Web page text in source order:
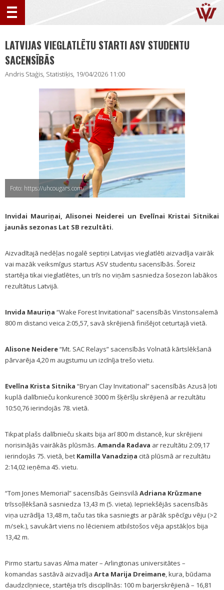
LATVIJAS VIEGLATLĒTU STARTI ASV STUDENTU
SACENSĪBĀS
Andris Staģis, Statistiķis, 19/04/2026 11:00
Foto: https://uhcougars.com/
Invidai Mauriņai, Alisonei Neiderei un Evelīnai Kristai Sitnikai
jaunās sezonas Lat SB rezultāti.
Aizvadītajā nedēļas nogalē septiņi Latvijas vieglatlēti aizvadīja vairāk
vai mazāk veiksmīgus startus ASV studentu sacensībās. Šoreiz
startēja tikai vieglatlētes, un trīs no viņām sasniedza šosezon labākos
rezultātus Latvijā.
Invida Mauriņa “Wake Forest Invitational” sacensībās Vinstonsalemā
800 m distanci veica 2:05,57, savā skrējienā finišējot ceturtajā vietā.
Alisone Neidere“Mt. SAC Relays” sacensībās Volnatā kārtslēkšanā
pārvarēja 4,20 m augstumu un izcīnīja trešo vietu.
Evelīna Krista Sitnika “Bryan Clay Invitational” sacensībās Azusā ļoti
kuplā dalībnieču konkurencē 3000 m šķēršļu skrējienā ar rezultātu
10:50,76 ierindojās 78. vietā.
Tikpat plašs dalībnieču skaits bija arī 800 m distancē, kur skrējieni
norisinājās vairākās plūsmās. Amanda Radava ar rezultātu 2:09,17
ierindojās 75. vietā, bet Kamilla Vanadziņa citā plūsmā ar rezultātu
2:14,02 ieņēma 45. vietu.
“Tom Jones Memorial” sacensībās Geinsvilā Adriana Krūzmane
trīssoļlēkšanā sasniedza 13,43 m (5. vieta). Iepriekšējās sacensībās
viņa uzrādīja 13,48 m, taču tas tika sasniegts ar pārāk spēcīgu vēju (>2
m/sek.), savukārt viens no lēcieniem atbilstošos vēja apstākļos bija
13,42 m.
Pirmo startu savas Alma mater – Arlingtonas universitātes –
komandas sastāvā aizvadīja Arta Marija Dreimane, kura, būdama
daudzcīņniece, startēja trīs disciplīnās: 100 m barjerskrējienā – 16,81